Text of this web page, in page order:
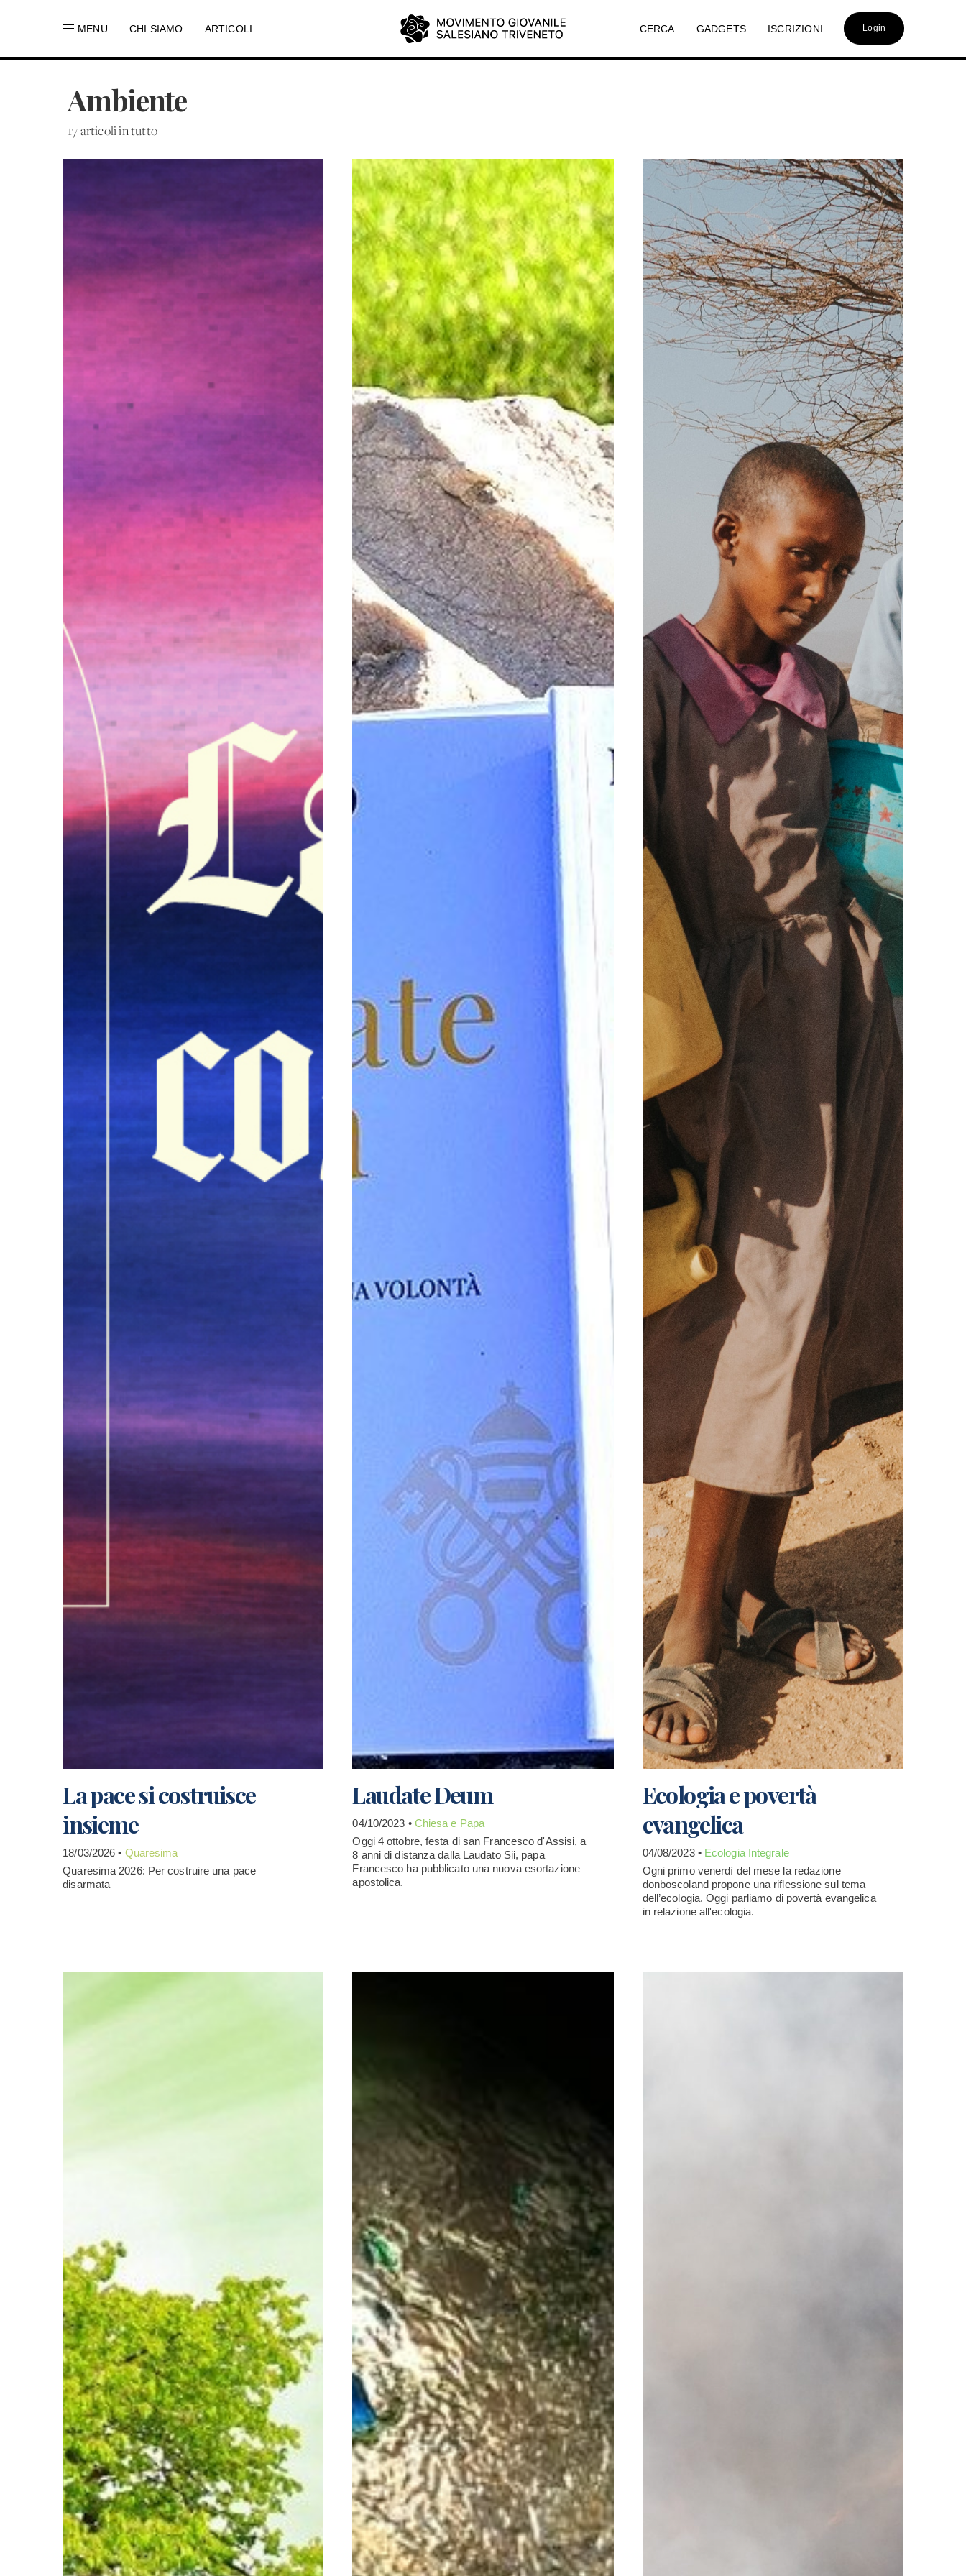
MENU CHI SIAMO ARTICOLI CERCA GADGETS ISCRIZIONI Login
Ambiente
17 articoli in tutto
La pace si costruisce
insieme
18/03/2026 • Quaresima
Quaresima 2026: Per costruire una pace
disarmata
Laudate Deum
04/10/2023 • Chiesa e Papa
Oggi 4 ottobre, festa di san Francesco d'Assisi, a
8 anni di distanza dalla Laudato Sii, papa
Francesco ha pubblicato una nuova esortazione
apostolica.
Ecologia e povertà
evangelica
04/08/2023 • Ecologia Integrale
Ogni primo venerdì del mese la redazione
donboscoland propone una riflessione sul tema
dell’ecologia. Oggi parliamo di povertà evangelica
in relazione all'ecologia.